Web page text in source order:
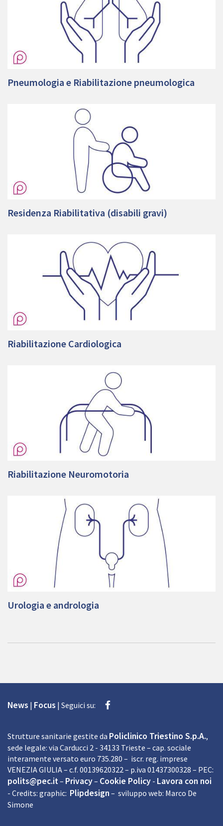
Pneumologia e Riabilitazione pneumologica
Residenza Riabilitativa (disabili gravi)
Riabilitazione Cardiologica
Riabilitazione Neuromotoria
Urologia e andrologia
News | Focus | Seguici su: Facebook
Strutture sanitarie gestite da Policlinico Triestino S.p.A.,
sede legale: via Carducci 2 - 34133 Trieste – cap. sociale
interamente versato euro 735.280 – iscr. reg. imprese
VENEZIA GIULIA – c.f. 00139620322 – p.iva 01437300328 – PEC:
polits@pec.it– Privacy– Cookie Policy - Lavora con noi
- Credits: graphic: Plipdesign – sviluppo web: Marco De
Simone